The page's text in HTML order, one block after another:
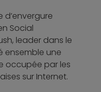
d’envergure
Social
leader dans le
ensemble une
occupée par les
sur Internet.